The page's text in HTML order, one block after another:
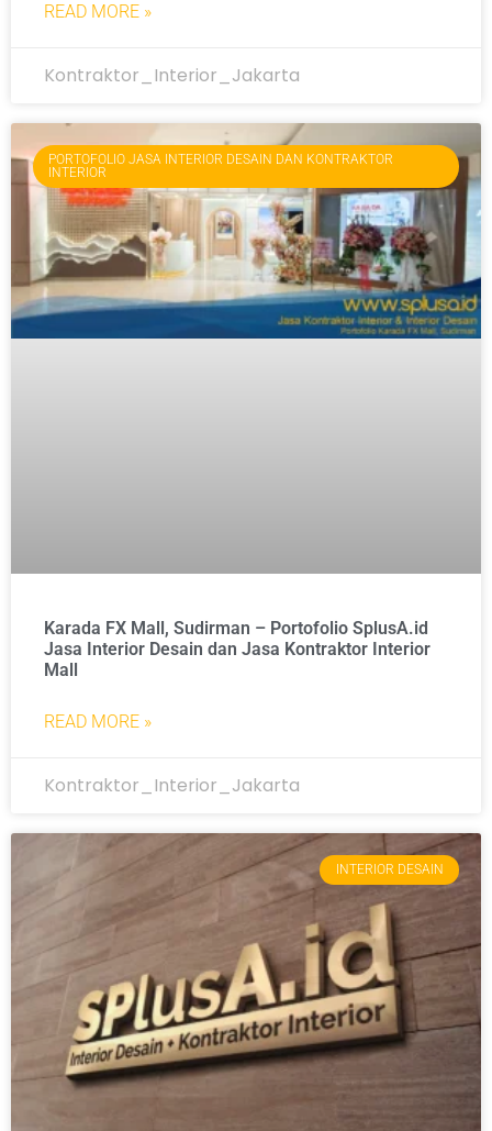
READ MORE »
Kontraktor_Interior_Jakarta
PORTOFOLIO JASA INTERIOR DESAIN DAN KONTRAKTOR
INTERIOR
Karada FX Mall, Sudirman – Portofolio SplusA.id
Jasa Interior Desain dan Jasa Kontraktor Interior
Mall
READ MORE »
Kontraktor_Interior_Jakarta
INTERIOR DESAIN